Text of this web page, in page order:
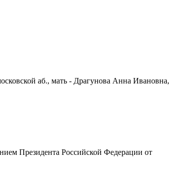
аб., мать - Драгунова Анна Ивановна,
Президента Российской Федерации от